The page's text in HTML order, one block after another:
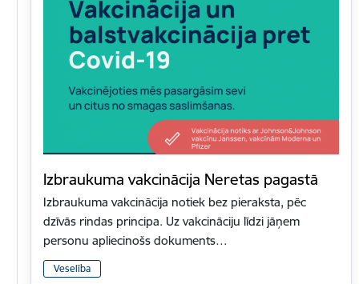
Izbraukuma vakcinācija Neretas pagastā
Izbraukuma vakcinācija notiek bez pieraksta, pēc
dzīvās rindas principa. Uz vakcināciju līdzi jāņem
personu apliecinošs dokuments…
Veselība